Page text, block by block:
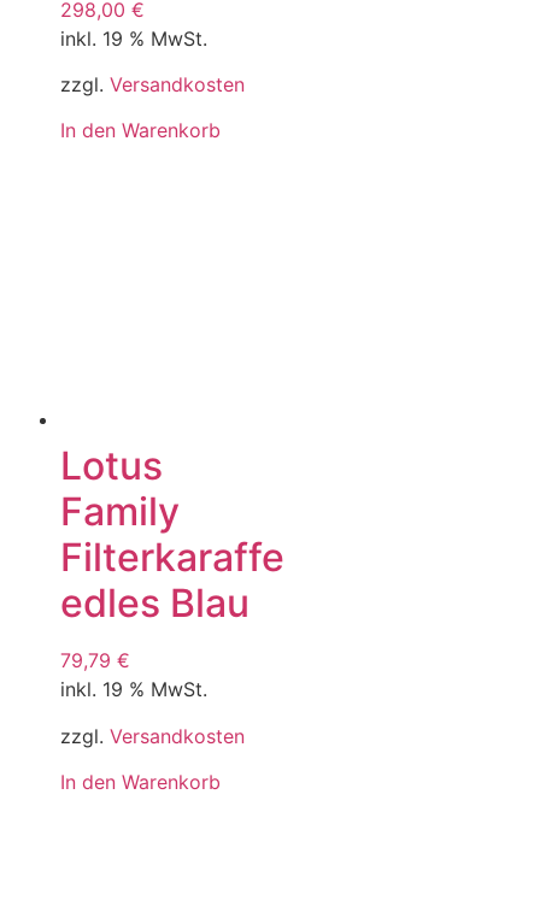
298,00 €
inkl. 19 % MwSt.
zzgl. Versandkosten
In den Warenkorb
Lotus
Family
Filterkaraffe
edles Blau
79,79 €
inkl. 19 % MwSt.
zzgl. Versandkosten
In den Warenkorb